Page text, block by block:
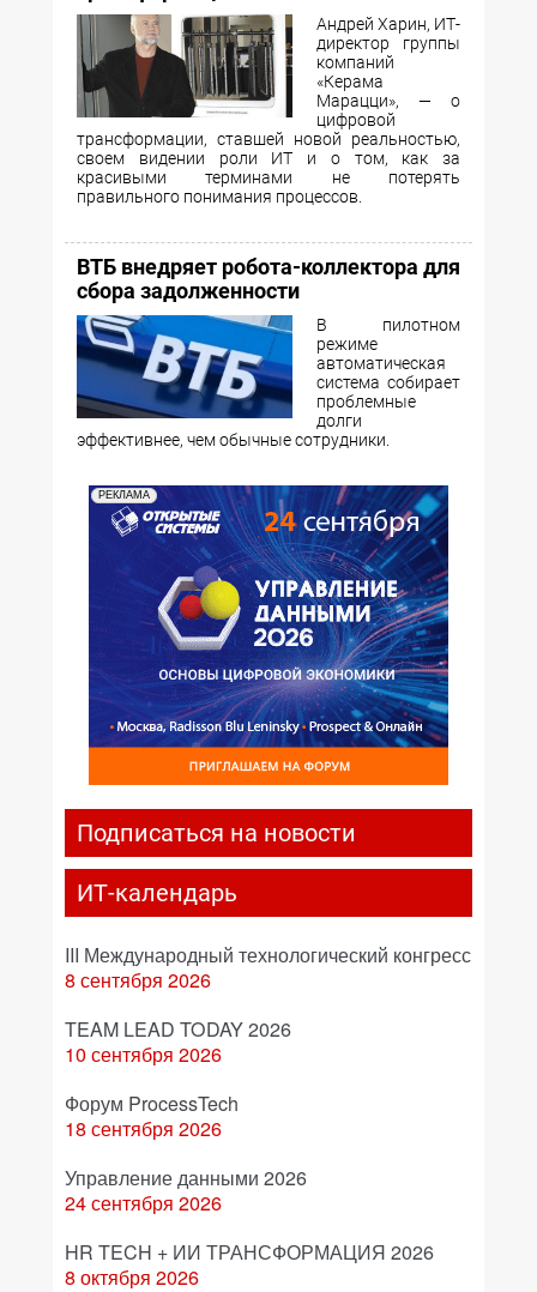
Андрей Харин, ИТ-
директор группы
компаний
«Керама
Марацци», — о
цифровой
трансформации, ставшей новой реальностью,
своем видении роли ИТ и о том, как за
красивыми терминами не потерять
правильного понимания процессов.
ВТБ внедряет робота-коллектора для
сбора задолженности
В пилотном
режиме
автоматическая
система собирает
проблемные
долги
эффективнее, чем обычные сотрудники.
РЕКЛАМА
Подписаться на новости
ИТ-календарь
III Международный технологический конгресс
8 сентября 2026
TEAM LEAD TODAY 2026
10 сентября 2026
Форум ProcessTech
18 сентября 2026
Управление данными 2026
24 сентября 2026
HR TECH + ИИ ТРАНСФОРМАЦИЯ 2026
8 октября 2026